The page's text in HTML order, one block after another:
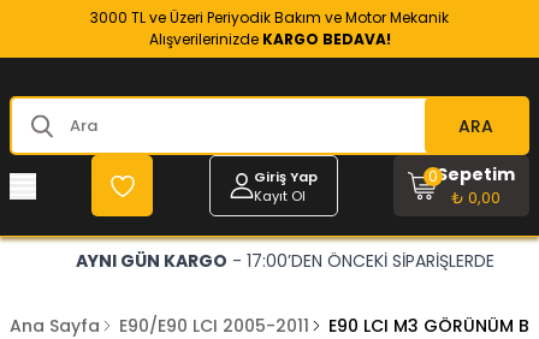
3000 TL ve Üzeri Periyodik Bakım ve Motor Mekanik
Alışverilerinizde KARGO BEDAVA!
ARA
Giriş Yap
Kayıt Ol
Sepetim
₺ 0,00
0
AYNI GÜN KARGO - 17:00’DEN ÖNCEKİ SİPARİŞLERDE
Ana Sayfa E90/E90 LCI 2005-2011 E90 LCI M3 GÖRÜNÜM